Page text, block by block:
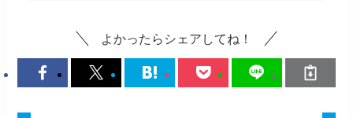
よかったらシェアしてね！